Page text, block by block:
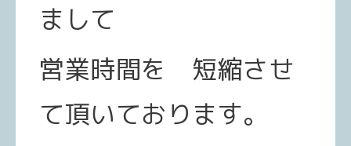
まして
営業時間を 短縮させ
て頂いております。